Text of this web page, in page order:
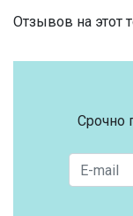
Отзывов на этот
Срочно